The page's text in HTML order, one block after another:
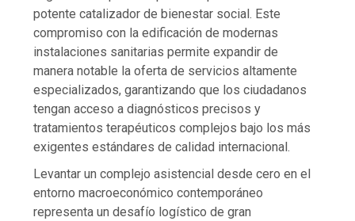
potente catalizador de bienestar social. Este
compromiso con la edificación de modernas
instalaciones sanitarias permite expandir de
manera notable la oferta de servicios altamente
especializados, garantizando que los ciudadanos
tengan acceso a diagnósticos precisos y
tratamientos terapéuticos complejos bajo los más
exigentes estándares de calidad internacional.
Levantar un complejo asistencial desde cero en el
entorno macroeconómico contemporáneo
representa un desafío logístico de gran